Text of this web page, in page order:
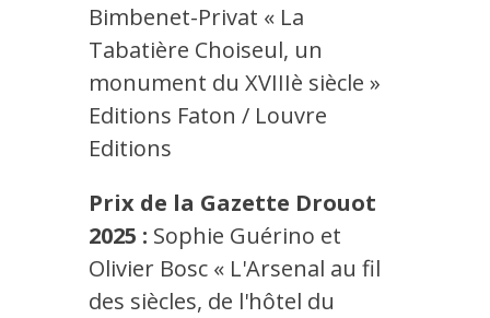
Bimbenet-Privat « La
Tabatière Choiseul, un
monument du XVIIIè siècle »
Editions Faton / Louvre
Editions
Prix de la Gazette Drouot
2025 : Sophie Guérino et
Olivier Bosc « L'Arsenal au fil
des siècles, de l'hôtel du